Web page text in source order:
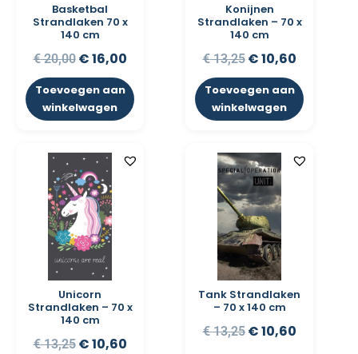
Basketbal
Strandlaken 70 x
140 cm
€20,00 €16,00
Toevoegen aan
winkelwagen
Konijnen
Strandlaken – 70 x
140 cm
€13,25 €10,60
Toevoegen aan
winkelwagen
Unicorn
Strandlaken – 70 x
140 cm
€13,25 €10,60
Tank Strandlaken
– 70 x 140 cm
€13,25 €10,60